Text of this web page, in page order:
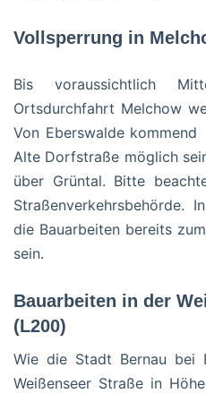
Vollsperrung in
Bis voraussichtlich
Ortsdurchfahrt Melchow
Von Eberswalde
Alte Dorfstraße möglich
über Grüntal. Bitte
Straßenverkehrsbehörde.
die Bauarbeiten bereits
sein.
Bauarbeiten in der
(L200)
Wie die Stadt Bernau
Weißenseer Straße in